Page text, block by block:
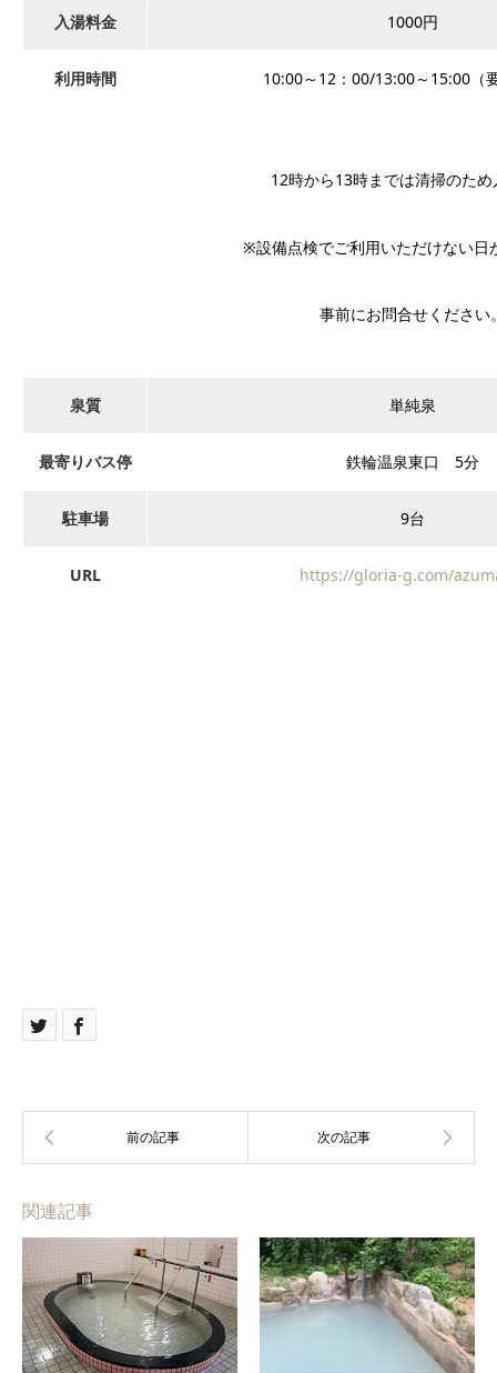
入湯料金 1000円
利用時間 10:00～12：00/13:00～15:00（
12時から13時までは清掃のた
※設備点検でご利用いただけない日
事前にお問合せください
泉質 単純泉
最寄りバス停 鉄輪温泉東口 5分
駐車場 9台
URL https://gloria-g.com/
関連記事